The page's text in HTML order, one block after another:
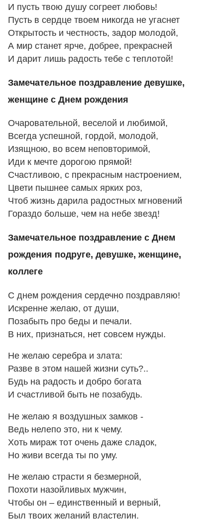
И пусть твою душу согреет любовь!
Пусть в сердце твоем никогда не угаснет
Открытость и честность, задор молодой,
А мир станет ярче, добрее, прекрасней
И дарит лишь радость тебе с теплотой!
Замечательное поздравление девушке,
женщине с Днем рождения
Очаровательной, веселой и любимой,
Всегда успешной, гордой, молодой,
Изящною, во всем неповторимой,
Иди к мечте дорогою прямой!
Счастливою, с прекрасным настроением,
Цвети пышнее самых ярких роз,
Чтоб жизнь дарила радостных мгновений
Гораздо больше, чем на небе звезд!
Замечательное поздравление с Днем
рождения подруге, девушке, женщине,
коллеге
С днем рождения сердечно поздравляю!
Искренне желаю, от души,
Позабыть про беды и печали.
В них, признаться, нет совсем нужды.
Не желаю серебра и злата:
Разве в этом нашей жизни суть?..
Будь на радость и добро богата
И счастливой быть не позабудь.
Не желаю я воздушных замков -
Ведь нелепо это, ни к чему.
Хоть мираж тот очень даже сладок,
Но живи всегда ты по уму.
Не желаю страсти я безмерной,
Похоти назойливых мужчин,
Чтобы он – единственный и верный,
Был твоих желаний властелин.